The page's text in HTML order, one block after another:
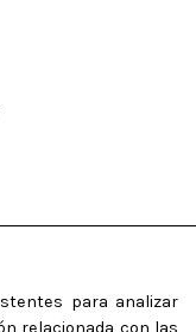
para analizar
relacionada con las
cambios